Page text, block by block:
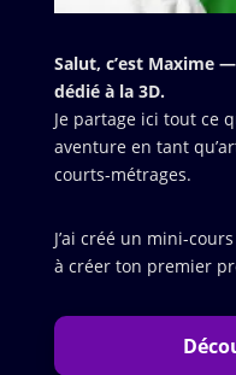
Salut, c’est Maxime
dédié à la 3D.
Je partage ici tout ce
aventure en tant
courts-métrages.
J’ai créé un mini-
à créer ton premier